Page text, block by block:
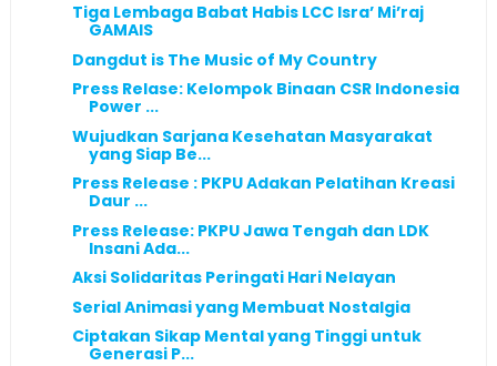
Tiga Lembaga Babat Habis LCC Isra’ Mi’raj
GAMAIS
Dangdut is The Music of My Country
Press Relase: Kelompok Binaan CSR Indonesia
Power ...
Wujudkan Sarjana Kesehatan Masyarakat
yang Siap Be...
Press Release : PKPU Adakan Pelatihan Kreasi
Daur ...
Press Release: PKPU Jawa Tengah dan LDK
Insani Ada...
Aksi Solidaritas Peringati Hari Nelayan
Serial Animasi yang Membuat Nostalgia
Ciptakan Sikap Mental yang Tinggi untuk
Generasi P...